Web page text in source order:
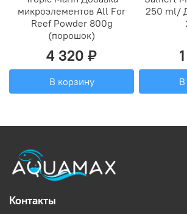
микроэлементов All For
Reef Powder 800g
(порошок)
4 320 ₽
В корзину
250 ml/
В
Контакты